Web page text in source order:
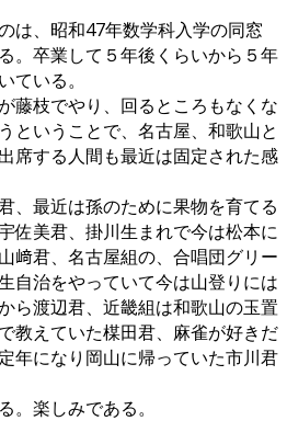
は、昭和47年数学科入学の同窓
。卒業して５年後くらいから５年
ている。
藤枝でやり、回るところもなくな
ということで、名古屋、和歌山と
席する人間も最近は固定された感
、最近は孫のために果物を育てる
佐美君、掛川生まれで今は松本に
﨑君、名古屋組の、合唱団グリー
自治をやっていて今は山登りには
ら渡辺君、近畿組は和歌山の玉置
教えていた楳田君、麻雀が好きだ
年になり岡山に帰っていた市川君
。楽しみである。